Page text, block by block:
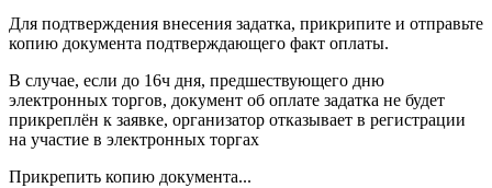
Для подтверждения внесения задатка, прикрипите и отправьте
копию документа подтверждающего факт оплаты.
В случае, если до 16ч дня, предшествующего дню
электронных торгов, документ об оплате задатка не будет
прикреплён к заявке, организатор отказывает в регистрации
на участие в электронных торгах
Прикрепить копию документа...